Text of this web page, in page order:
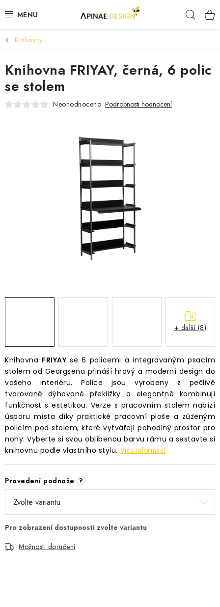
na
PRODUKTY
AKCE
KANCELÁŘSKÝ NÁBYTEK
Obchodní podmínky
Podmínky ochrany osobních údajů
Knihovny
Knihovna FRIYAY se 6 policemi a integrovaným psacím
stolem od Georgsena přináší hravý a moderní design do
vašeho interiéru. Police jsou vyrobeny z pečlivě
tvarované dýhované překližky a elegantně kombinují
funkčnost s estetikou. Verze s pracovním stolem nabízí
úsporu místa díky praktické pracovní ploše a zúženým
policím pod stolem, které vytvářejí pohodlný prostor pro
nohy. Vyberte si svou oblíbenou barvu rámu a sestavte si
knihovnu podle vlastního stylu. Více informací
Provedení podnože ?
Možnosti doručení
Knihovna FRIYAY, černá, 6 polic
se stolem
Neohodnoceno Podrobnosti hodnocení
+ další (8)